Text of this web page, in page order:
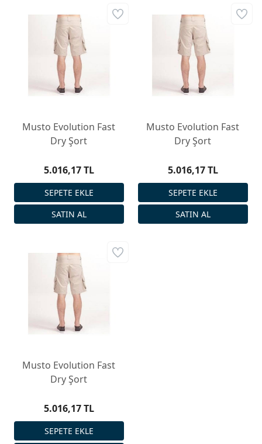
Musto Evolution Fast
Dry Şort
5.016,17 TL
Musto Evolution Fast
Dry Şort
5.016,17 TL
Musto Evolution Fast
Dry Şort
5.016,17 TL